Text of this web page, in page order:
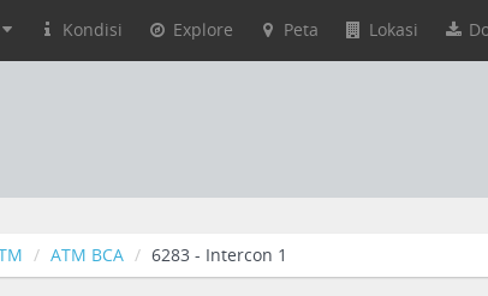
Kondisi Explore Peta Lokasi
ATM BCA 6283 - Intercon 1